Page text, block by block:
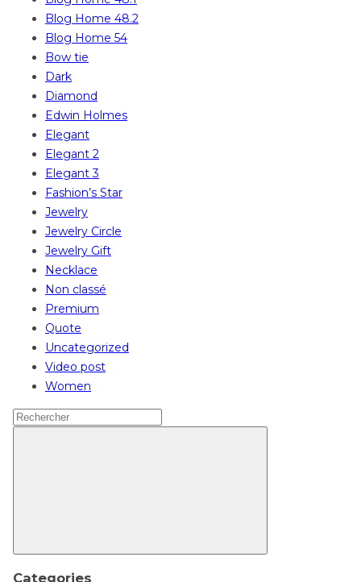
Blog Home 48.2
Blog Home 54
Bow tie
Dark
Diamond
Edwin Holmes
Elegant
Elegant 2
Elegant 3
Fashion’s Star
Jewelry
Jewelry Circle
Jewelry Gift
Necklace
Non classé
Premium
Quote
Uncategorized
Video post
Women
Search
Categories